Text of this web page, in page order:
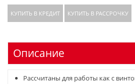
КУПИТЬ В КРЕДИТ КУПИТЬ В РАССРОЧКУ
Описание
Рассчитаны для работы как с